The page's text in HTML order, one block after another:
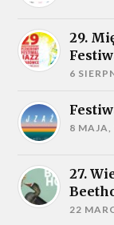
29.
6
8 MAJA,
27.
22